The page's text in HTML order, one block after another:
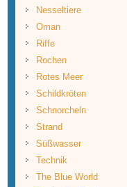
Nesseltiere
Oman
Riffe
Rochen
Rotes Meer
Schildkröten
Schnorcheln
Strand
Süßwasser
Technik
The Blue World